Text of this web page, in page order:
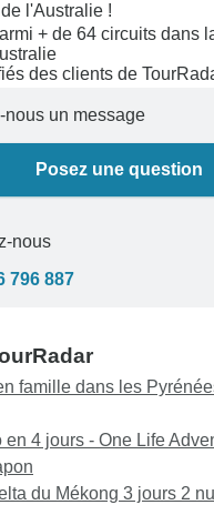
l'Australie !
+ de 64 circuits dans
des clients de
nous un message
Posez une question
nous
796 887
famille dans les
en 4 jours - One Life
du Mékong 3 jours 2